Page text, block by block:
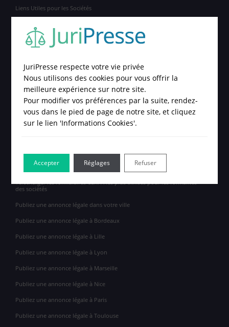
Liens Utiles pour les Sociétés
Liste des codes NAF / APE
Liste des Banques Publiques d'Investissement (BPI)
Liste des Journaux Habilités à publier des Annonces Légales
Liste des Départements ou Publier une annonce légale
Tarif et Prix d'une Annonce Légale
Consulter les Annonces Légales Publiées
Télécharger les formulaires CERFA les plus utilisés pour les formalités
des sociétés
Publiez une annonce légale dans votre ville
Publiez une annonce légale à Bordeaux
Publiez une annonce légale à Lille
Publiez une annonce légale à Lyon
Publiez une annonce légale à Marseille
Publiez une annonce légale à Nice
Publiez une annonce légale à Paris
Publiez une annonce légale à Toulouse
JuriPresse respecte votre vie privée
Nous utilisons des cookies pour vous offrir la
meilleure expérience sur notre site.
Pour modifier vos préférences par la suite, rendez-
vous dans le pied de page de notre site, et cliquez
sur le lien 'Informations Cookies'.
Accepter Refuser
Réglages